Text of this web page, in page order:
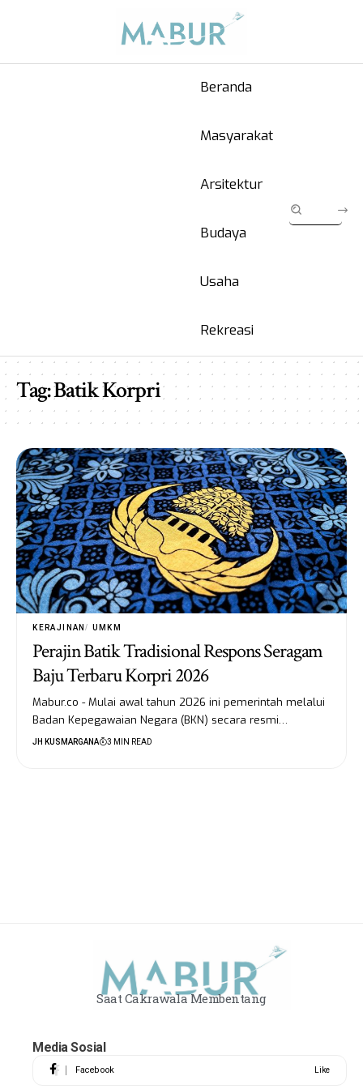
Beranda
Masyarakat
Arsitektur
Budaya
Usaha
Rekreasi
Tag:Batik Korpri
KERAJINAN UMKM
Perajin Batik Tradisional Respons Seragam
Baju Terbaru Korpri 2026
Mabur.co - Mulai awal tahun 2026 ini pemerintah melalui
Badan Kepegawaian Negara (BKN) secara resmi…
JH KUSMARGANA 3 MIN READ
Saat Cakrawala Membentang
Media Sosial
Facebook Like